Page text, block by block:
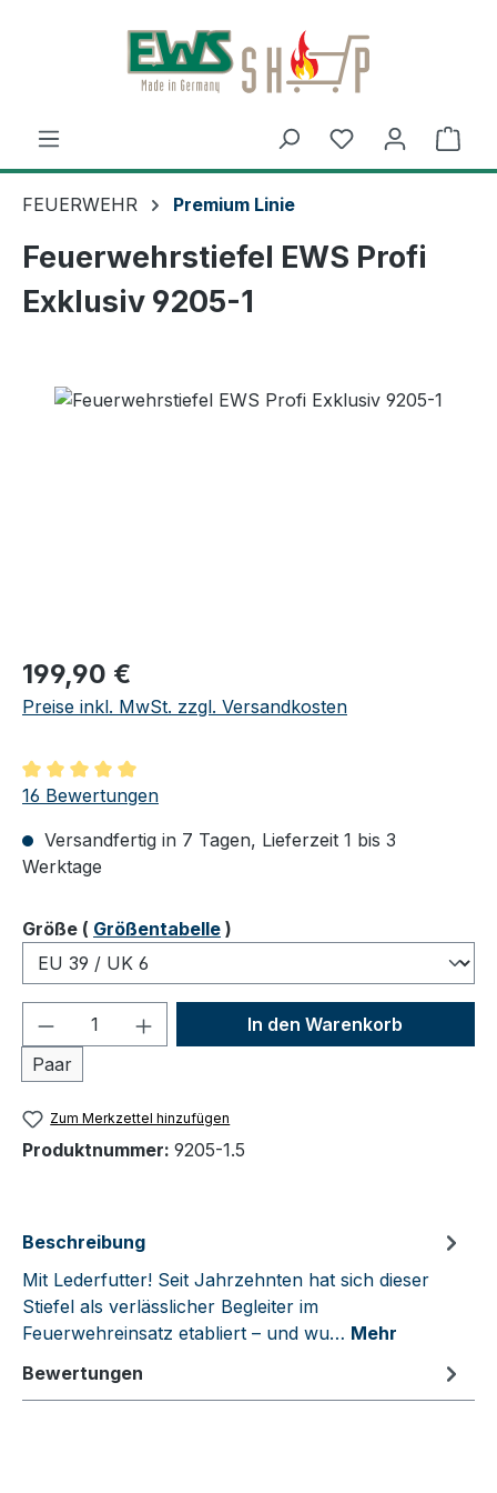
Zum Hauptinhalt springen
FEUERWEHR Premium Linie
Feuerwehrstiefel EWS Profi
Exklusiv 9205-1
Regulärer Preis:
199,90 €
Preise inkl. MwSt. zzgl. Versandkosten
Durchschnittliche Bewertung von 5 von 5 Sternen
16 Bewertungen
Versandfertig in 7 Tagen, Lieferzeit 1 bis 3
Werktage
Größeauswählen
( Größentabelle )
Produkt Anzahl: Gib den
Paar
In den Warenkorb
Zum Merkzettel hinzufügen
Produktnummer: 9205-1.5
Beschreibung
Mit Lederfutter! Seit Jahrzehnten hat sich dieser
Stiefel als verlässlicher Begleiter im
Feuerwehreinsatz etabliert – und wu… Mehr
Bewertungen